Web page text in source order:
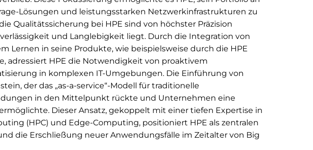
Lösungen und leistungsstarken Netzwerkinfrastrukturen zu
Qualitätssicherung bei HPE sind von höchster Präzision
und Langlebigkeit liegt. Durch die Integration von
Lernen in seine Produkte, wie beispielsweise durch die HPE
adressiert HPE die Notwendigkeit von proaktivem
in komplexen IT-Umgebungen. Die Einführung von
der das „as-a-service“-Modell für traditionelle
in den Mittelpunkt rückte und Unternehmen eine
Dieser Ansatz, gekoppelt mit einer tiefen Expertise in
(HPC) und Edge-Computing, positioniert HPE als zentralen
die Erschließung neuer Anwendungsfälle im Zeitalter von Big